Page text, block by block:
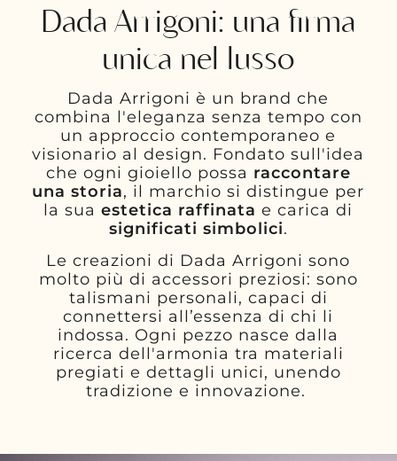
Dada Arrigoni: una firma
unica nel lusso
Dada Arrigoni è un brand che
combina l'eleganza senza tempo con
un approccio contemporaneo e
visionario al design. Fondato sull'idea
che ogni gioiello possa raccontare
una storia, il marchio si distingue per
la suaestetica raffinata e carica di
significati simbolici.
Le creazioni di Dada Arrigoni sono
molto più di accessori preziosi: sono
talismani personali, capaci di
connettersi all’essenza di chi li
indossa. Ogni pezzo nasce dalla
ricerca dell'armonia tra materiali
pregiati e dettagli unici, unendo
tradizione e innovazione.